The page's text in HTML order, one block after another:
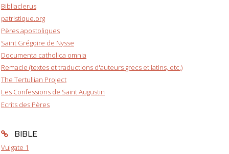
Bibliaclerus
patristique.org
Pères apostoliques
Saint Grégoire de Nysse
Documenta catholica omnia
Remacle (textes et traductions d'auteurs grecs et latins, etc.)
The Tertullian Project
Les Confessions de Saint Augustin
Ecrits des Pères
BIBLE
Vulgate 1